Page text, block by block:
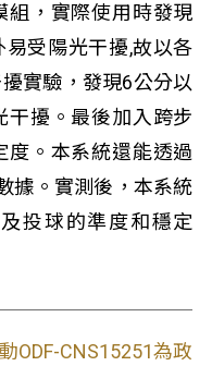
組，實際使用時發現
受陽光干擾,故以各
實驗，發現6公分以
干擾。最後加入跨步
度。本系統還能透過
據。實測後，本系統
投球的準度和穩定
ODF-CNS15251為政